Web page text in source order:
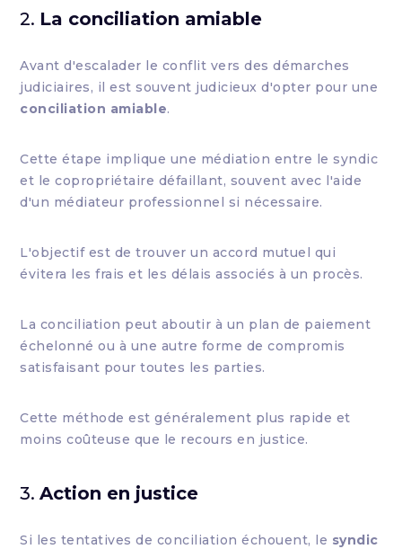
2. La conciliation amiable
Avant d'escalader le conflit vers des démarches
judiciaires, il est souvent judicieux d'opter pour une
conciliation amiable.
Cette étape implique une médiation entre le syndic
et le copropriétaire défaillant, souvent avec l'aide
d'un médiateur professionnel si nécessaire.
L'objectif est de trouver un accord mutuel qui
évitera les frais et les délais associés à un procès.
La conciliation peut aboutir à un plan de paiement
échelonné ou à une autre forme de compromis
satisfaisant pour toutes les parties.
Cette méthode est généralement plus rapide et
moins coûteuse que le recours en justice.
3.Action en justice
Si les tentatives de conciliation échouent, le syndic